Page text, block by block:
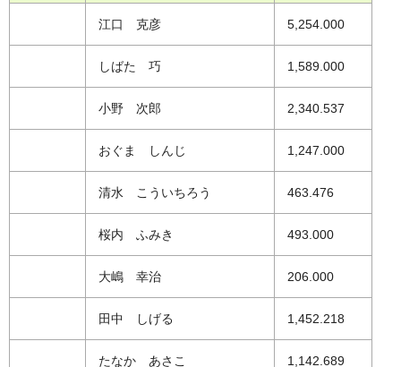
江口 克彦 5,254.000
しばた 巧 1,589.000
小野 次郎 2,340.537
おぐま しんじ 1,247.000
清水 こういちろう 463.476
桜内 ふみき 493.000
大嶋 幸治 206.000
田中 しげる 1,452.218
たなか あさこ 1,142.689